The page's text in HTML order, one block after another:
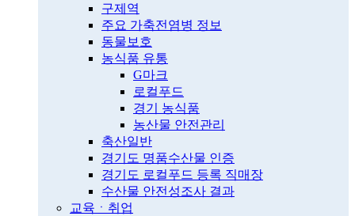
구제역
주요 가축전염병 정보
동물보호
농식품 유통
G마크
로컬푸드
경기 농식품
농산물 안전관리
축산일반
경기도 명품수산물 인증
경기도 로컬푸드 등록 직매장
수산물 안전성조사 결과
교육ㆍ취업